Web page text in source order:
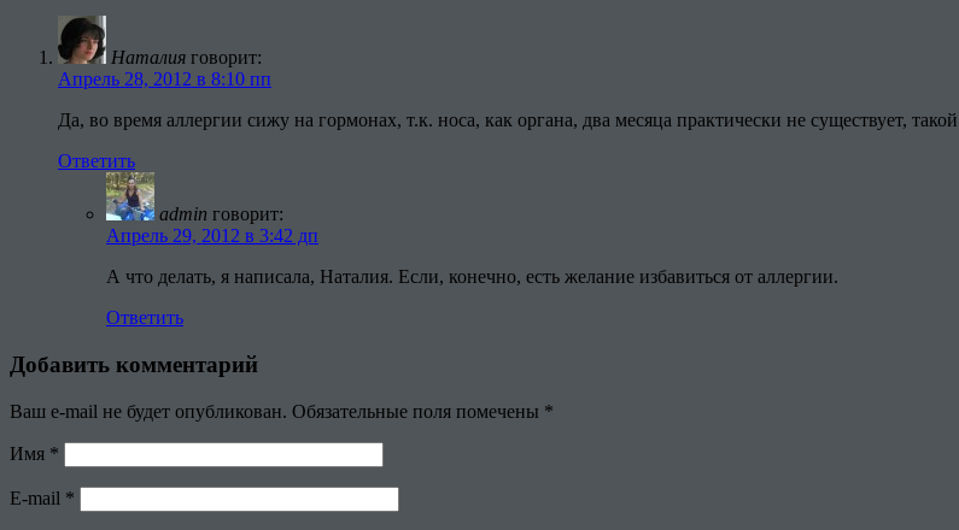
Наталия говорит:
Апрель 28, 2012 в 8:10 пп
Да, во время аллергии сижу на гормонах, т.к. носа, как органа, два месяца практически не существует,
Ответить
admin говорит:
Апрель 29, 2012 в 3:42 дп
А что делать, я написала, Наталия. Если, конечно, есть желание избавиться от аллергии.
Ответить
Добавить комментарий
Ваш e-mail не будет опубликован. Обязательные поля помечены *
Имя *
E-mail *